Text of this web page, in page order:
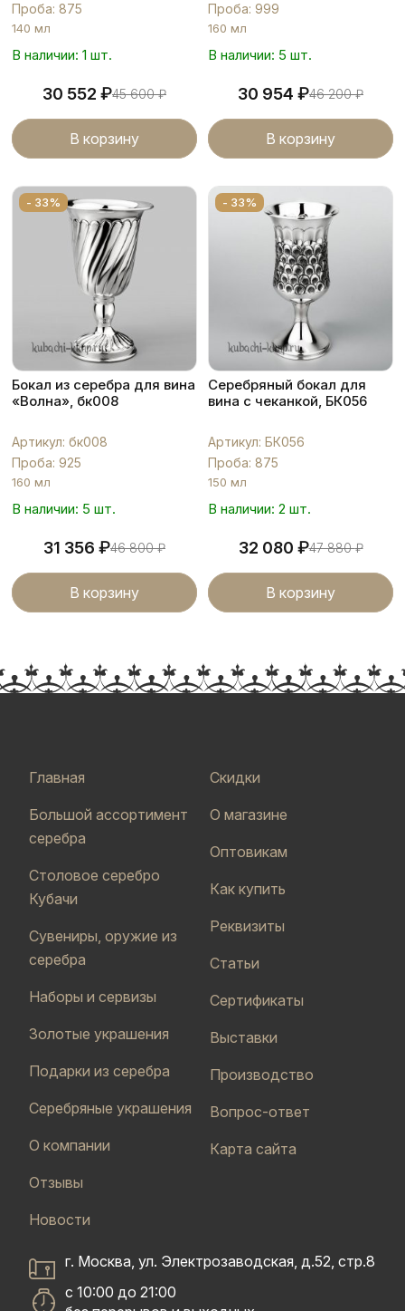
Проба: 875
140 мл
В наличии: 1 шт.
30 552 ₽45 600₽
В корзину
Проба: 999
160 мл
В наличии: 5 шт.
30 954 ₽46 200₽
В корзину
- 33%
Бокал из серебра для вина
«Волна», бк008
Артикул: бк008
Проба: 925
160 мл
В наличии: 5 шт.
31 356 ₽46 800₽
В корзину
- 33%
Серебряный бокал для
вина с чеканкой, БК056
Артикул: БК056
Проба: 875
150 мл
В наличии: 2 шт.
32 080 ₽47 880₽
В корзину
Главная
Большой ассортимент
серебра
Столовое серебро
Кубачи
Сувениры, оружие из
серебра
Наборы и сервизы
Золотые украшения
Подарки из серебра
Серебряные украшения
О компании
Отзывы
Новости
Скидки
О магазине
Оптовикам
Как купить
Реквизиты
Статьи
Сертификаты
Выставки
Производство
Вопрос-ответ
Карта сайта
г. Москва, ул. Электрозаводская, д.52, стр.8
с 10:00 до 21:00